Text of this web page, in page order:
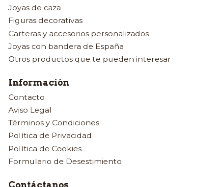
Joyas de caza
Figuras decorativas
Carteras y accesorios personalizados
Joyas con bandera de España
Otros productos que te pueden interesar
Información
Contacto
Aviso Legal
Términos y Condiciones
Política de Privacidad
Política de Cookies
Formulario de Desestimiento